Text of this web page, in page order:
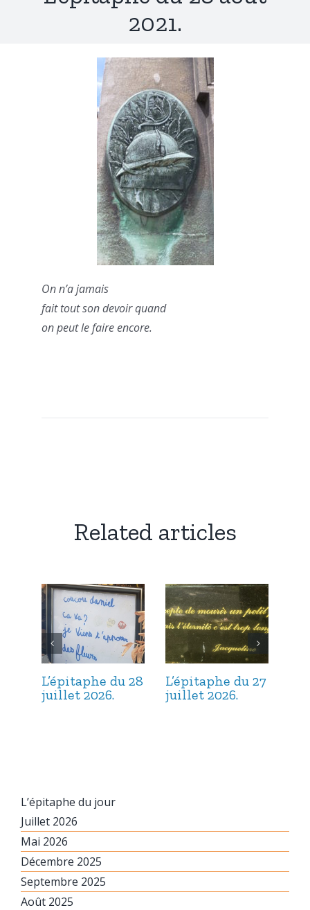
2021.
On n’a jamais
fait tout son devoir quand
on peut le faire encore.
Related articles
L’épitaphe du 28
juillet 2026.
L’épitaphe du 27
juillet 2026.
L’épitaphe du jour
Juillet 2026
Mai 2026
Décembre 2025
Septembre 2025
Août 2025